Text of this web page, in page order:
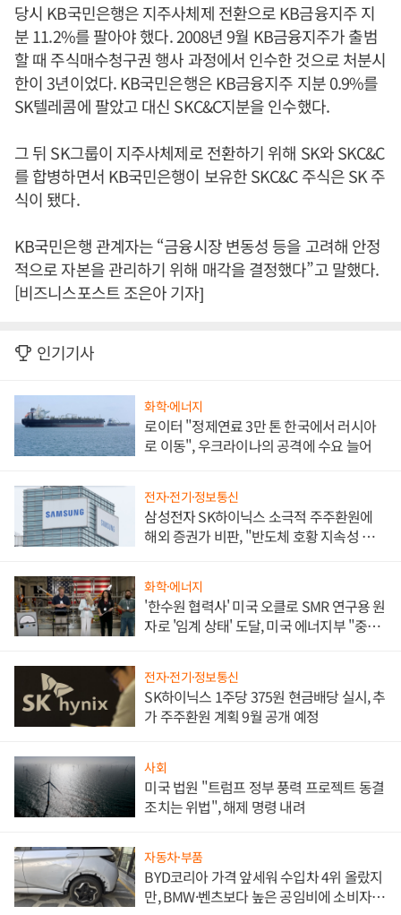
당시 KB국민은행은 지주사체제 전환으로 KB금융지주 지
분 11.2%를 팔아야 했다. 2008년 9월 KB금융지주가 출범
할 때 주식매수청구권 행사 과정에서 인수한 것으로 처분시
한이 3년이었다. KB국민은행은 KB금융지주 지분 0.9%를
SK텔레콤에 팔았고 대신 SKC&C지분을 인수했다.
그 뒤 SK그룹이 지주사체제로 전환하기 위해 SK와 SKC&C
를 합병하면서 KB국민은행이 보유한 SKC&C 주식은 SK 주
식이 됐다.
KB국민은행 관계자는 “금융시장 변동성 등을 고려해 안정
적으로 자본을 관리하기 위해 매각을 결정했다”고 말했다.
[비즈니스포스트 조은아 기자]
인기기사
화학·에너지
로이터 "정제연료 3만 톤 한국에서 러시아
로 이동", 우크라이나의 공격에 수요 늘어
전자·전기·정보통신
삼성전자 SK하이닉스 소극적 주주환원에
해외 증권가 비판, "반도체 호황 지속성 의
화학·에너지
'한수원 협력사' 미국 오클로 SMR 연구용 원
자로 '임계 상태' 도달, 미국 에너지부 "중요
전자·전기·정보통신
SK하이닉스 1주당 375원 현금배당 실시, 추
가 주주환원 계획 9월 공개 예정
사회
미국 법원 "트럼프 정부 풍력 프로젝트 동결
조치는 위법", 해제 명령 내려
자동차·부품
BYD코리아 가격 앞세워 수입차 4위 올랐지
만, BMW·벤츠보다 높은 공임비에 소비자